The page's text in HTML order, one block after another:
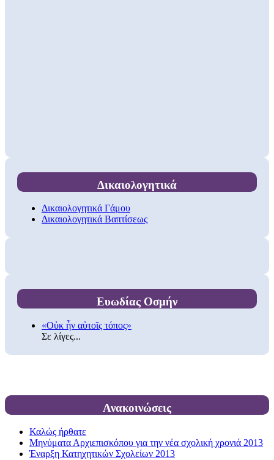
Δικαιολογητικά
Δικαιολογητικά Γάμου
Δικαιολογητικά Βαπτίσεως
Ευωδίας Οσμήν
«Οὐκ ἦν αὐτοῖς τόπος»
Σε λίγες...
Ανακοινώσεις
Καλώς ήρθατε
Μηνύματα Αρχιεπισκόπου για την νέα σχολική χρονιά 2013
Έναρξη Κατηχητικών Σχολείων 2013